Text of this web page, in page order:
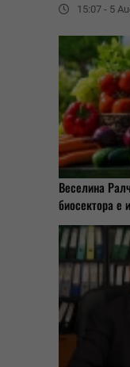
15:07 - 5
Веселина
биосектора е